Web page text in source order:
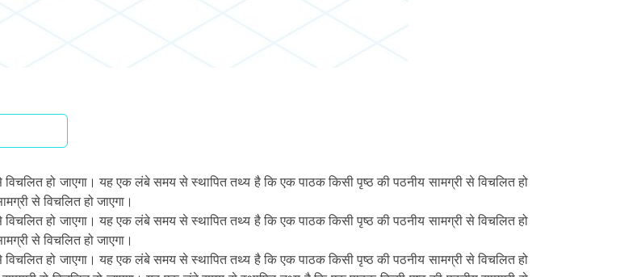
हो जाएगा। यह एक लंबे समय से स्थापित तथ्य है कि एक पाठक किसी पृष्ठ की पठनीय सामग्री से विचलित हो
से विचलित हो जाएगा।
हो जाएगा। यह एक लंबे समय से स्थापित तथ्य है कि एक पाठक किसी पृष्ठ की पठनीय सामग्री से विचलित हो
से विचलित हो जाएगा।
हो जाएगा। यह एक लंबे समय से स्थापित तथ्य है कि एक पाठक किसी पृष्ठ की पठनीय सामग्री से विचलित हो